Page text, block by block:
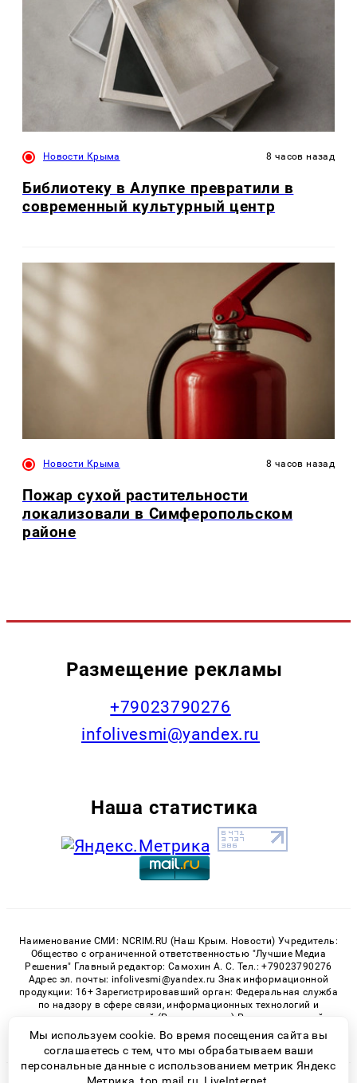
Новости Крыма 8 часов назад
Библиотеку в Алупке превратили в
современный культурный центр
Новости Крыма 8 часов назад
Пожар сухой растительности
локализовали в Симферопольском
районе
Размещение рекламы
+79023790276
infolivesmi@yandex.ru
Наша статистика
Наименование СМИ: NCRIM.RU (Наш Крым. Новости) Учредитель:
Общество с ограниченной ответственностью "Лучшие Медиа
Решения" Главный редактор: Самохин А. С. Тел.: +79023790276
Адрес эл. почты: infolivesmi@yandex.ru Знак информационной
продукции: 16+ Зарегистрировавший орган: Федеральная служба
по надзору в сфере связи, информационных технологий и
массовых коммуникаций (Роскомнадзор) Регистрационный
номер СМИ ЭЛ № ФС 77 - 81150 от 02.06.2021
Мы используем cookie. Во время посещения сайта вы
соглашаетесь с тем, что мы обрабатываем ваши
персональные данные с использованием метрик Яндекс